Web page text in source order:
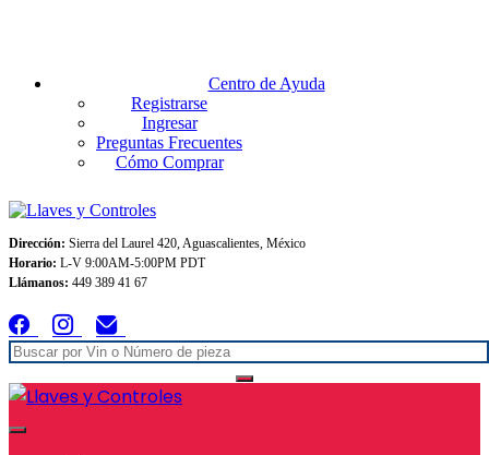
Centro de Ayuda
Registrarse
Ingresar
Preguntas Frecuentes
Cómo Comprar
Dirección: Sierra del Laurel 420, Aguascalientes, México
Horario: L-V 9:00AM-5:00PM PDT
Llámanos: 449 389 41 67